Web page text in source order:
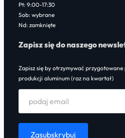
Pt: 9:00-17:30
Sob: wybrane
Nd: zamknięte
Zapisz się do naszego
Zapisz się by otrzymywać przygotowane
produkcji aluminum (raz na kwartał)